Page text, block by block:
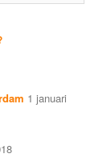
1 januari